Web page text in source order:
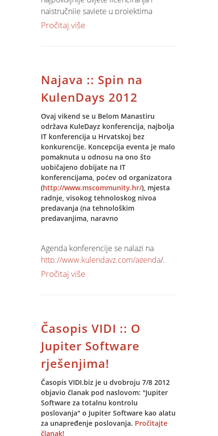
Trenutno u Hrvatskoj 180 tvrtki upravlja
Software rješenja. 33 tvrtke nalaze se
sustava koristi Jupiter Software rješenja
za poljoprivredu, što je rezultiralo time
da je 38% uroda pšenice 2011
otkupljeno, obračunato i uskladišteno
Jupiter Software modulima.
Kotizacija : 790,00 kn/polaznik + pdv (
uključen ručak )
najstručnije savjete u projektima
optimalnog licenciranja Microsoftovih
Obzirom na izuzetne rezultate i
prepoznatom uloženom trudu,
Microsoft je dodatno nagradio Spinov
prodajni tim ulaznicama za utrku
Formule 1 u Monzi.
Pročitaj više
Najava :: Spin na
KulenDays 2012
Ovaj vikend se u Belom Manastiru
održava KuleDayz konferencija, najbolja
IT konferencija u Hrvatskoj bez
konkurencije. Koncepcija eventa je malo
pomaknuta u odnosu na ono što
uobičajeno dobijate na IT
konferencijama, poćev od organizatora
(http://www.mscommunity.hr/), mjesta
radnje, visokog tehnoloskog nivoa
predavanja (na tehnološkim
predavanjima, naravno
Agenda konferencije se nalazi na
http://www.kulendayz.com/agenda/.
Predavanja su poslagana u 6 1
Hrvatske, a ni ostatak programa u
drugim trackovima nije puno drugačiji.
Novina ove godine su
predkonferencijski seminari u petak,
jedan posvećen MS Projectu, a drugi
SQL Server novostima u verziji 2012.
Uloga Spina u organizaciji i održavanju
ove konferencije je čak i veća nego
Pročitaj više
Časopis VIDI :: O
Jupiter Software
rješenjima!
Časopis VIDI.biz je u dvobroju 7/8 2012
objavio članak pod naslovom: "Jupiter
Software za totalnu kontrolu
poslovanja" o Jupiter Software kao alatu
za unapređenje poslovanja. Pročitajte
članak!